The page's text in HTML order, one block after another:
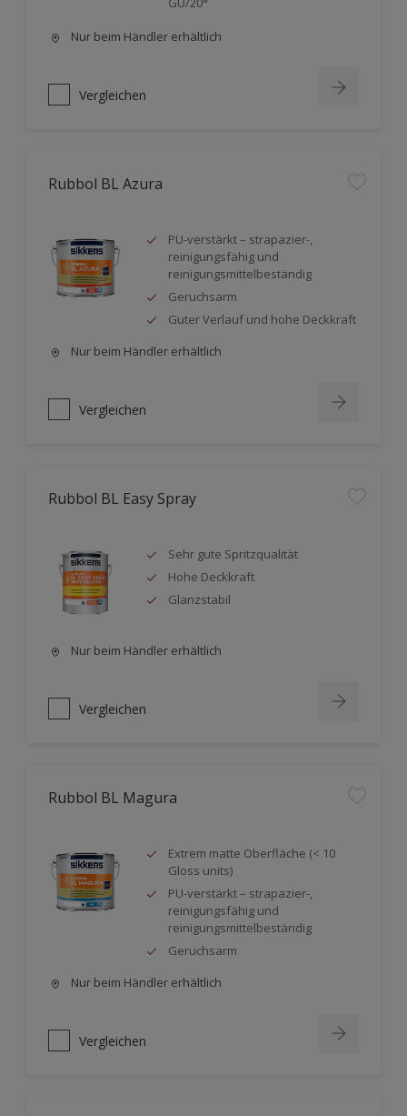
Nur beim Händler erhältlich
Vergleichen
Rubbol BL Azura
PU-verstärkt – strapazier-,
reinigungsfähig und
reinigungsmittelbeständig
Geruchsarm
Guter Verlauf und hohe Deckkraft
Nur beim Händler erhältlich
Vergleichen
Rubbol BL Easy Spray
Sehr gute Spritzqualität
Hohe Deckkraft
Glanzstabil
Nur beim Händler erhältlich
Vergleichen
Rubbol BL Magura
Extrem matte Oberfläche (< 10
Gloss units)
PU-verstärkt – strapazier-,
reinigungsfähig und
reinigungsmittelbeständig
Geruchsarm
Nur beim Händler erhältlich
Vergleichen